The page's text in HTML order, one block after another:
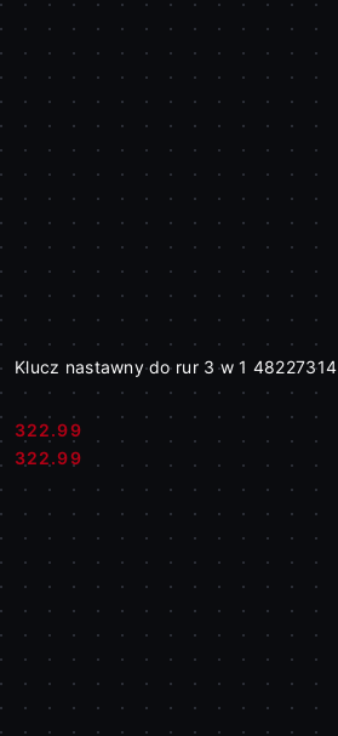
Klucz nastawny do rur 3 w 1 48227314
Cena:
322.99
Cena:
322.99